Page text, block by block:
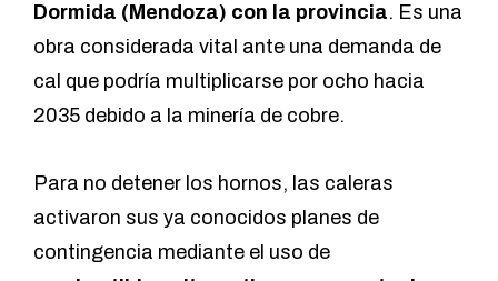
Dormida (Mendoza) con la provincia. Es una
obra considerada vital ante una demanda de
cal que podría multiplicarse por ocho hacia
2035 debido a la minería de cobre.
Para no detener los hornos, las caleras
activaron sus ya conocidos planes de
contingencia mediante el uso de